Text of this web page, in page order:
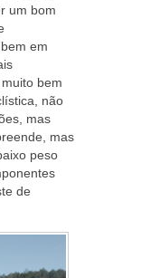
um bom
em
bem
não
mas
mas
peso
de